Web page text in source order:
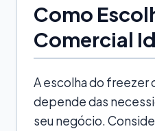
Como
Comercial
A escolha do freezer
depende das
seu negócio.